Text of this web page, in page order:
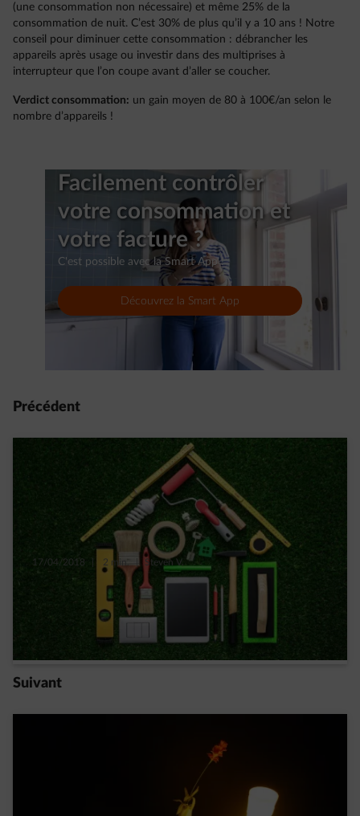
(une consommation non nécessaire) et même 25% de la
consommation de nuit. C’est 30% de plus qu’il y a 10 ans ! Notre
conseil pour diminuer cette consommation : débrancher les
appareils après usage ou investir dans des multiprises à
interrupteur que l’on coupe avant d’aller se coucher.
Verdict consommation: un gain moyen de 80 à 100€/an selon le
nombre d’appareils !
Facilement contrôler
votre consommation et
votre facture ?
C'est possible avec la Smart App !
Découvrez la Smart App
Précédent
17/04/2018 2 min. Steven V.
Refaire sa déco pour réaliser des économies
d’énergie…
Suivant